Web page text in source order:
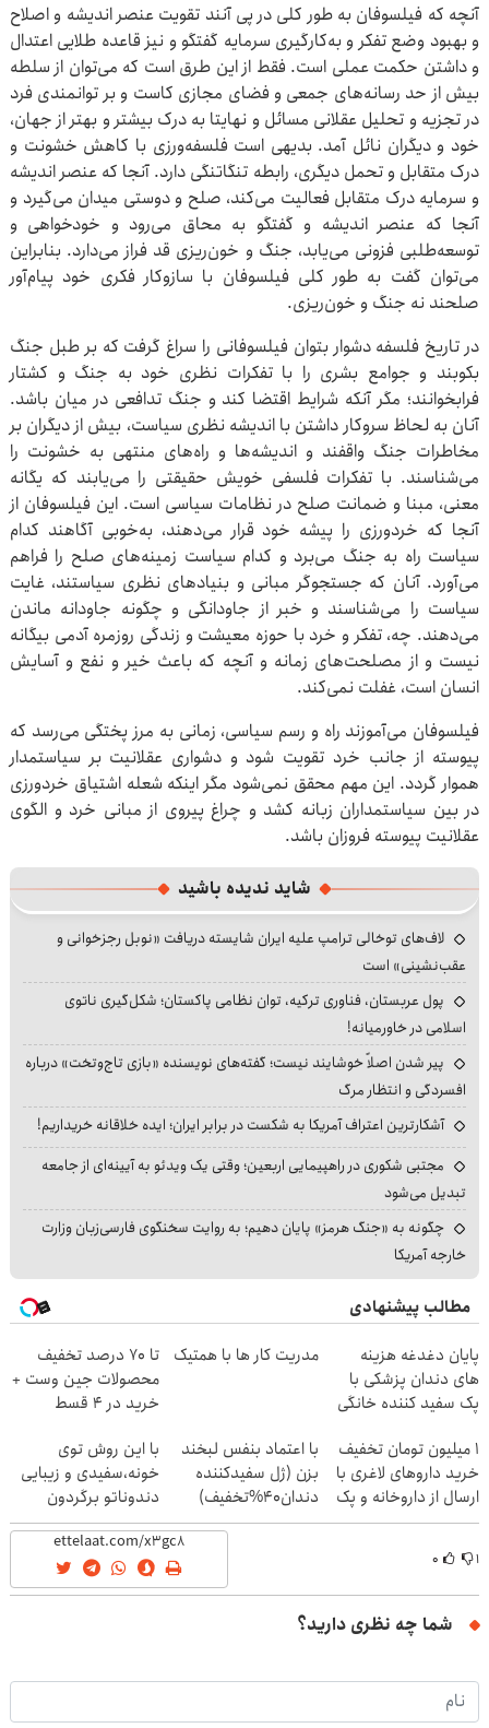
آنچه که فیلسوفان به طور کلی در پی آنند تقویت عنصر اندیشه و اصلاح
و بهبود وضع تفکر و به‌کارگیری سرمایه گفتگو و نیز قاعده طلایی اعتدال
و داشتن حکمت عملی است. فقط از این طرق است که می‌توان از سلطه
بیش از حد رسانه‌های جمعی و فضای مجازی کاست و بر توانمندی فرد
در تجزیه و تحلیل عقلانی مسائل و نهایتا به درک بیشتر و بهتر از جهان،
خود و دیگران نائل آمد. بدیهی است فلسفه‌ورزی با کاهش خشونت و
درک متقابل و تحمل دیگری، رابطه تنگاتنگی دارد. آنجا که عنصر اندیشه
و سرمایه درک متقابل فعالیت می‌کند، صلح و دوستی میدان می‌گیرد و
آنجا که عنصر اندیشه و گفتگو به محاق می‌رود و خودخواهی و
توسعه‌طلبی فزونی می‌یابد، جنگ و خون‌ریزی قد فراز می‌دارد. بنابراین
می‌توان گفت به طور کلی فیلسوفان با سازوکار فکری خود پیام‌آور
صلحند نه جنگ و خون‌ریزی.
در تاریخ فلسفه دشوار بتوان فیلسوفانی را سراغ گرفت که بر طبل جنگ
بکوبند و جوامع بشری را با تفکرات نظری خود به جنگ و کشتار
فرابخوانند؛ مگر آنکه شرایط اقتضا کند و جنگ تدافعی در میان باشد.
آنان به لحاظ سروکار داشتن با اندیشه نظری سیاست، بیش از دیگران بر
مخاطرات جنگ واقفند و اندیشه‌ها و راه‌های منتهی به خشونت را
می‌شناسند. با تفکرات فلسفی خویش حقیقتی را می‌یابند که یگانه
معنی، مبنا و ضمانت صلح در نظامات سیاسی است. این فیلسوفان از
آنجا که خردورزی را پیشه خود قرار می‌دهند، به‌خوبی آگاهند کدام
سیاست راه به جنگ می‌برد و کدام سیاست زمینه‌های صلح را فراهم
می‌آورد. آنان که جستجوگر مبانی و بنیادهای نظری سیاستند، غایت
سیاست را می‌شناسند و خبر از جاودانگی و چگونه جاودانه ماندن
می‌دهند. چه، تفکر و خرد با حوزه معیشت و زندگی روزمره آدمی بیگانه
نیست و از مصلحت‌های زمانه و آنچه که باعث خیر و نفع و آسایش
انسان است، غفلت نمی‌کند.
فیلسوفان می‌آموزند راه و رسم سیاسی، زمانی به مرز پختگی می‌رسد که
پیوسته از جانب خرد تقویت شود و دشواری عقلانیت بر سیاستمدار
هموار گردد. این مهم محقق نمی‌شود مگر اینکه شعله اشتیاق خردورزی
در بین سیاستمداران زبانه کشد و چراغ پیروی از مبانی خرد و الگوی
عقلانیت پیوسته فروزان باشد.
شاید ندیده باشید
لاف‌های توخالی ترامپ علیه ایران شایسته دریافت «نوبل رجزخوانی و
عقب‌نشینی» است
پول عربستان، فناوری ترکیه، توان نظامی پاکستان؛ شکل‌گیری ناتوی
اسلامی در خاورمیانه!
پیر شدن اصلاً خوشایند نیست؛ گفته‌های نویسنده «بازی تاج‌وتخت» درباره
افسردگی و انتظار مرگ
آشکارترین اعتراف آمریکا به شکست در برابر ایران؛ ایده خلاقانه خریداریم!
مجتبی شکوری در راهپیمایی اربعین؛ وقتی یک ویدئو به آیینه‌ای از جامعه
تبدیل می‌شود
چگونه به «جنگ هرمز» پایان دهیم؛ به روایت سخنگوی فارسی‌زبان وزارت
خارجه آمریکا
مطالب پیشنهادی
پایان دغدغه هزینه
های دندان پزشکی با
پک سفید کننده خانگی
مدریت کار ها با همتیک
تا 70 درصد تخفیف
محصولات جین وست +
خرید در 4 قسط
1 میلیون تومان تخفیف
خرید داروهای لاغری با
ارسال از داروخانه و پک
یخ!
با اعتماد بنفس لبخند
بزن (ژل سفیدکننده
دندان40%تخفیف)
با این روش توی
خونه،سفیدی و زیبایی
دندوناتو برگردون
(40%off)
۱ ۰
شما چه نظری دارید؟